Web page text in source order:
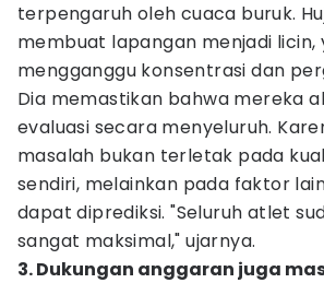
terpengaruh oleh cuaca buruk.
membuat lapangan menjadi licin,
mengganggu konsentrasi dan
Dia memastikan bahwa mereka
evaluasi secara menyeluruh.
masalah bukan terletak pada
sendiri, melainkan pada faktor
dapat diprediksi. "Seluruh atlet
sangat maksimal," ujarnya.
3. Dukungan anggaran juga